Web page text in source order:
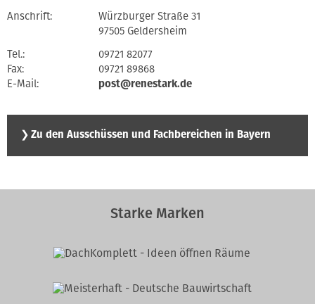
Anschrift:
Würzburger Straße 31
97505 Geldersheim
Tel.:
09721 82077
Fax:
09721 89868
E-Mail:
post@renestark.de
❯ Zu den Ausschüssen und Fachbereichen in Bayern
Starke Marken